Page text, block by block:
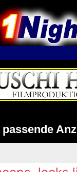
passende